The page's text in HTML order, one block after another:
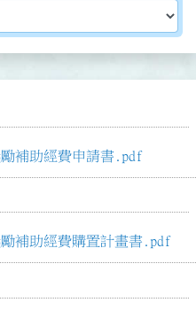
補助經費申請書.pdf
補助經費購置計畫書.pdf